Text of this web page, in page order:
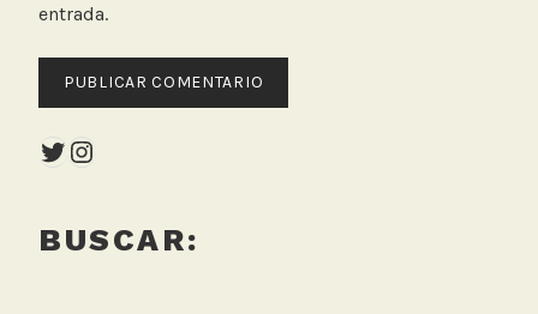
entrada.
Twitter
Instagram
BUSCAR: